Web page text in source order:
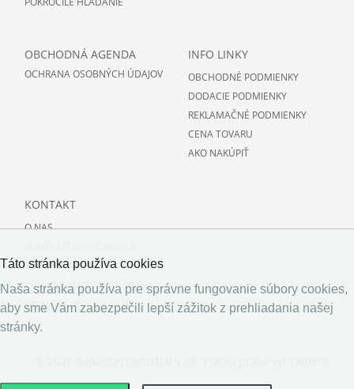
OBCHODNÁ AGENDA
OCHRANA OSOBNÝCH ÚDAJOV
INFO LINKY
OBCHODNÉ PODMIENKY
DODACIE PODMIENKY
REKLAMAČNÉ PODMIENKY
CENA TOVARU
AKO NAKÚPIŤ
KONTAKT
O NAS
O PODLAHACH
PODPORUJEME NAJMENSICH
KALKULÁCIA
Táto stránka používa cookies
Naša stránka používa pre správne fungovanie súbory cookies,
aby sme Vám zabezpečili lepší zážitok z prehliadania našej
stránky.